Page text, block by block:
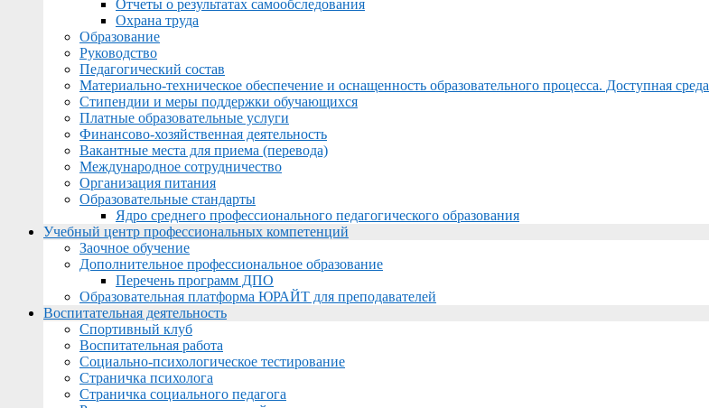
Отчеты о результатах самообследования
Охрана труда
Образование
Руководство
Педагогический состав
Материально-техническое обеспечение и оснащенность образовательного процесса. Доступная среда
Стипендии и меры поддержки обучающихся
Платные образовательные услуги
Финансово-хозяйственная деятельность
Вакантные места для приема (перевода)
Международное сотрудничество
Организация питания
Образовательные стандарты
Ядро среднего профессионального педагогического образования
Учебный центр профессиональных компетенций
Заочное обучение
Дополнительное профессиональное образование
Перечень программ ДПО
Образовательная платформа ЮРАЙТ для преподавателей
Воспитательная деятельность
Спортивный клуб
Воспитательная работа
Социально-психологическое тестирование
Страничка психолога
Страничка социального педагога